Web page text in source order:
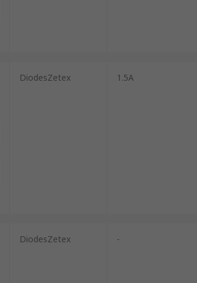
DiodesZetex 1.5A
DiodesZetex -